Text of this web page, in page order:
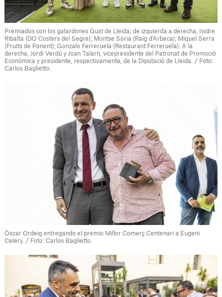
Premiados con los galardones Gust de Lleida; de izquierda a derecha, Isidre
Ribalta (DO Costers del Segre); Montse Sòria (Raig d'Arbeca); Miquel Serra
(Fruits de Ponent); Gonzalo Ferreruela (Restaurant Ferreruela). A la
derecha, Jordi Verdú y Joan Talarn, vicepresidente del Patronat de Promoció
Econòmica y presidente, respectivamente, de la Diputació de Lleida. / Foto:
Carlos Baglietto.
Òscar Ordeig entregando el premio Millor Comerç Centenari a Eugeni
Celery. / Foto: Carlos Baglietto.